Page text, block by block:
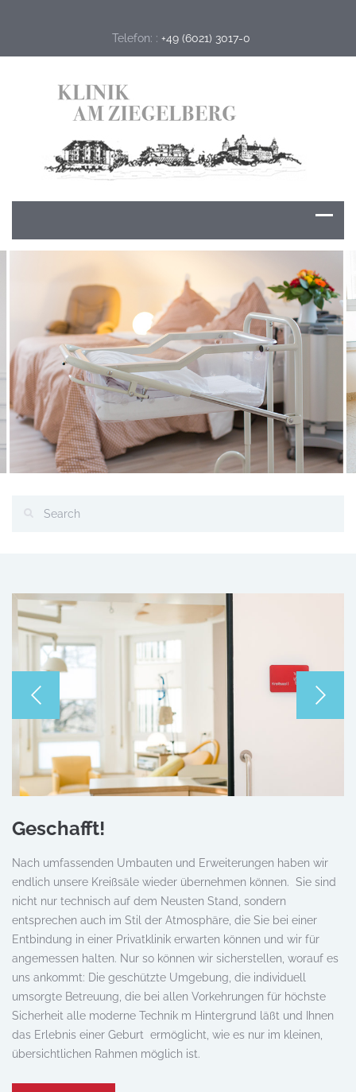
Telefon: : +49 (6021) 3017-0
Geschafft!
Nach umfassenden Umbauten und Erweiterungen haben wir
endlich unsere Kreißsäle wieder übernehmen können. Sie sind
nicht nur technisch auf dem Neusten Stand, sondern
entsprechen auch im Stil der Atmosphäre, die Sie bei einer
Entbindung in einer Privatklinik erwarten können und wir für
angemessen halten. Nur so können wir sicherstellen, worauf es
uns ankommt: Die geschützte Umgebung, die individuell
umsorgte Betreuung, die bei allen Vorkehrungen für höchste
Sicherheit alle moderne Technik m Hintergrund läßt und Ihnen
das Erlebnis einer Geburt ermöglicht, wie es nur im kleinen,
übersichtlichen Rahmen möglich ist.